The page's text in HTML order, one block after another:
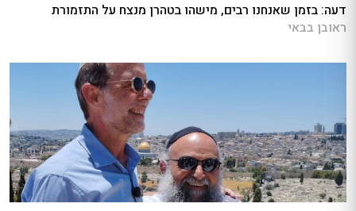
דעה: בזמן שאנחנו רבים, מישהו בטהרן מנצח על התזמורת
ראובן בבאי